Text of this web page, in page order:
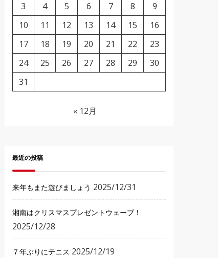
3
4 5 6 7 8
9
10
11 12 13 14 15
16
17
18 19 20 21 22
23
24
25 26 27 28 29
30
31
« 12月
最近の投稿
来年もまた遊びましょう 2025/12/31
湘南はクリスマスプレゼントウェーブ！
2025/12/28
７年ぶりにテニス 2025/12/19